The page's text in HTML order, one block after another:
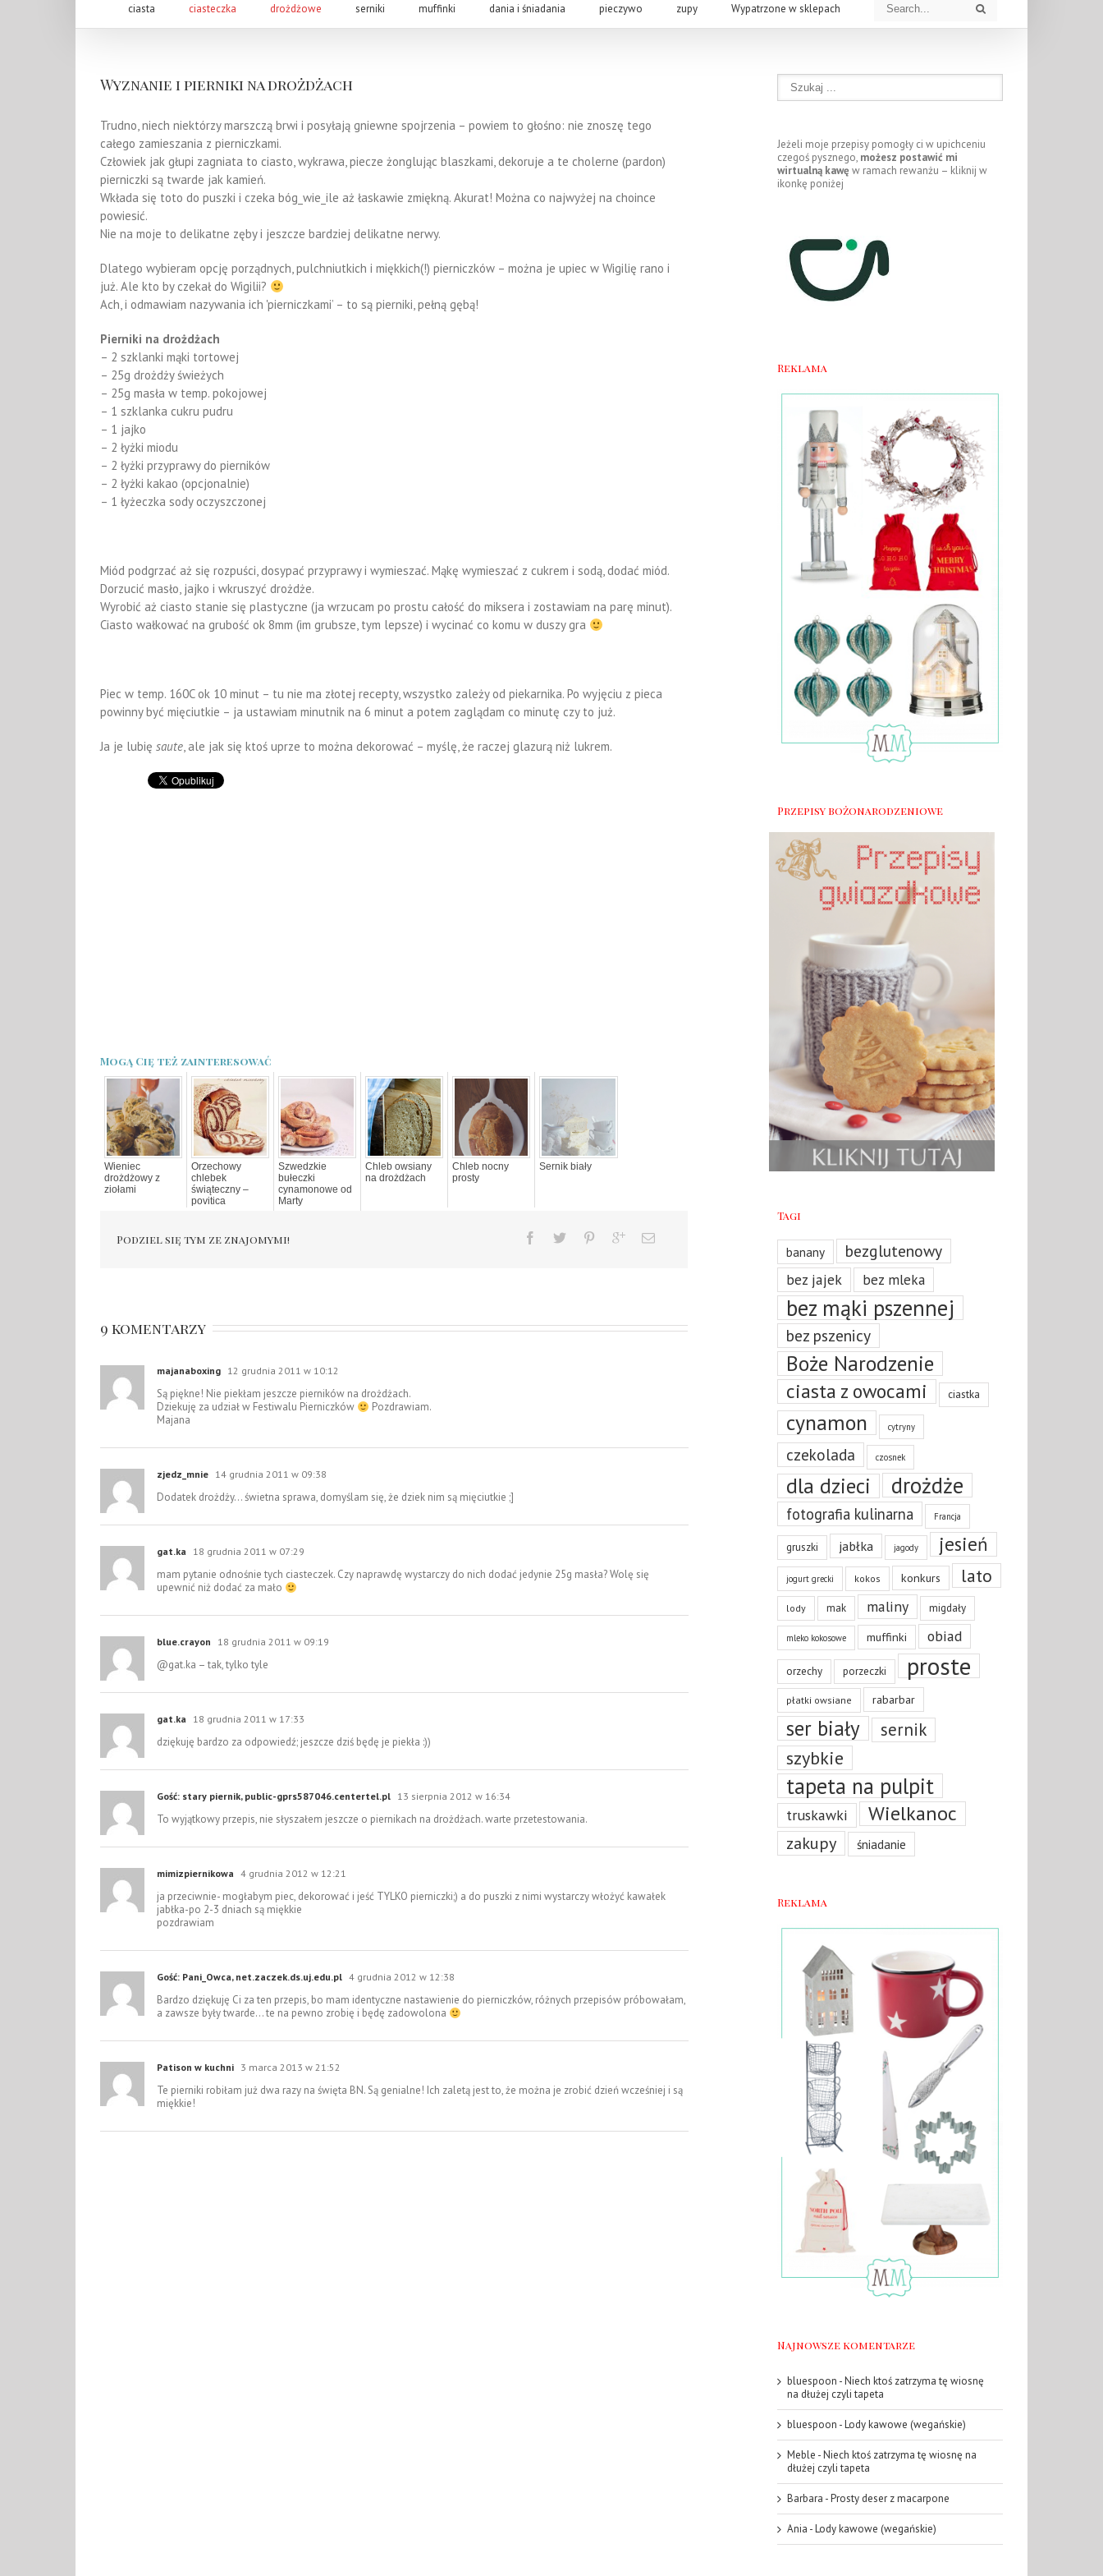
ciasta ciasteczka drożdżowe serniki muffinki dania i śniadania pieczywo zupy Wypatrzone w sklepach
Wyznanie i pierniki na drożdżach
Trudno, niech niektórzy marszczą brwi i posyłają gniewne spojrzenia – powiem to głośno: nie znoszę tego
całego zamieszania z pierniczkami.
Człowiek jak głupi zagniata to ciasto, wykrawa, piecze żonglując blaszkami, dekoruje a te cholerne (pardon)
pierniczki są twarde jak kamień.
Wkłada się toto do puszki i czeka bóg_wie_ile aż łaskawie zmiękną. Akurat! Można co najwyżej na choince
powiesić.
Nie na moje to delikatne zęby i jeszcze bardziej delikatne nerwy.
Dlatego wybieram opcję porządnych, pulchniutkich i miękkich(!) pierniczków – można je upiec w Wigilię rano i
już. Ale kto by czekał do Wigilii?
Ach, i odmawiam nazywania ich 'pierniczkami’ – to są pierniki, pełną gębą!
Pierniki na drożdżach
– 2 szklanki mąki tortowej
– 25g drożdży świeżych
– 25g masła w temp. pokojowej
– 1 szklanka cukru pudru
– 1 jajko
– 2 łyżki miodu
– 2 łyżki przyprawy do pierników
– 2 łyżki kakao (opcjonalnie)
– 1 łyżeczka sody oczyszczonej
Miód podgrzać aż się rozpuści, dosypać przyprawy i wymieszać. Mąkę wymieszać z cukrem i sodą, dodać miód.
Dorzucić masło, jajko i wkruszyć drożdże.
Wyrobić aż ciasto stanie się plastyczne (ja wrzucam po prostu całość do miksera i zostawiam na parę minut).
Ciasto wałkować na grubość ok 8mm (im grubsze, tym lepsze) i wycinać co komu w duszy gra
Piec w temp. 160C ok 10 minut – tu nie ma złotej recepty, wszystko zależy od piekarnika. Po wyjęciu z pieca
powinny być mięciutkie – ja ustawiam minutnik na 6 minut a potem zaglądam co minutę czy to już.
Ja je lubię saute, ale jak się ktoś uprze to można dekorować – myślę, że raczej glazurą niż lukrem.
Mogą Cię też zainteresować
Wieniec
drożdżowy z
ziołami
Orzechowy
chlebek
świąteczny –
povitica
Szwedzkie
bułeczki
cynamonowe od
Marty
Chleb owsiany
na drożdżach
Chleb nocny
prosty
Sernik biały
Podziel się tym ze znajomymi!
9 komentarzy
majanaboxing 12 grudnia 2011 w 10:12
Są piękne! Nie piekłam jeszcze pierników na drożdżach.
Dziekuję za udział w Festiwalu Pierniczków
Pozdrawiam.
Majana
zjedz_mnie 14 grudnia 2011 w 09:38
Dodatek drożdży… świetna sprawa, domyślam się, że dziek nim są mięciutkie ;]
gat.ka 18 grudnia 2011 w 07:29
mam pytanie odnośnie tych ciasteczek. Czy naprawdę wystarczy do nich dodać jedynie 25g masła? Wolę się
upewnić niż dodać za mało
blue.crayon 18 grudnia 2011 w 09:19
@gat.ka – tak, tylko tyle
gat.ka 18 grudnia 2011 w 17:33
dziękuję bardzo za odpowiedź; jeszcze dziś będę je piekła :))
Gość: stary piernik, public-gprs587046.centertel.pl 13 sierpnia 2012 w 16:34
To wyjątkowy przepis, nie słyszałem jeszcze o piernikach na drożdżach. warte przetestowania.
mimizpiernikowa 4 grudnia 2012 w 12:21
ja przeciwnie- mogłabym piec, dekorować i jeść TYLKO pierniczki;) a do puszki z nimi wystarczy włożyć kawałek
jabłka-po 2-3 dniach są miękkie
pozdrawiam
Gość: Pani_Owca, net.zaczek.ds.uj.edu.pl 4 grudnia 2012 w 12:38
Bardzo dziękuję Ci za ten przepis, bo mam identyczne nastawienie do pierniczków, różnych przepisów próbowałam,
a zawsze były twarde… te na pewno zrobię i będę zadowolona
Patison w kuchni 3 marca 2013 w 21:52
Te pierniki robiłam już dwa razy na święta BN. Są genialne! Ich zaletą jest to, że można je zrobić dzień wcześniej i są
miękkie!
Jeżeli moje przepisy pomogły ci w upichceniu
czegoś pysznego, możesz postawić mi
wirtualną kawę w ramach rewanżu – kliknij w
ikonkę poniżej
Reklama
Przepisy bożonarodzeniowe
Tagi
banany bezglutenowy
bez jajek bez mleka
bez mąki pszennej
bez pszenicy
Boże Narodzenie
ciasta z owocami ciastka
cynamon cytryny
czekolada czosnek
dla dzieci drożdże
fotografia kulinarna Francja
gruszki jabłka jagody jesień
jogurt grecki kokos konkurs lato
lody mak maliny migdały
mleko kokosowe muffinki obiad
orzechy porzeczki proste
płatki owsiane rabarbar
ser biały sernik
szybkie
tapeta na pulpit
truskawki Wielkanoc
zakupy śniadanie
Reklama
Najnowsze komentarze
bluespoon -Niech ktoś zatrzyma tę wiosnę
na dłużej czyli tapeta
bluespoon -Lody kawowe (wegańskie)
Meble -Niech ktoś zatrzyma tę wiosnę na
dłużej czyli tapeta
Barbara -Prosty deser z macarpone
Ania -Lody kawowe (wegańskie)